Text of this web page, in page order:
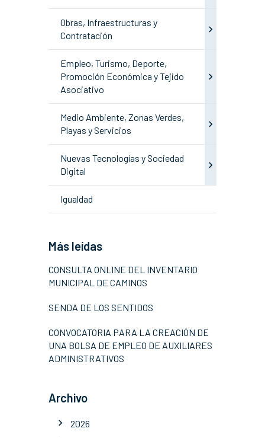
Obras, Infraestructuras y
Contratación
Empleo, Turismo, Deporte,
Promoción Económica y Tejido
Asociativo
Medio Ambiente, Zonas Verdes,
Playas y Servicios
Nuevas Tecnologías y Sociedad
Digital
Igualdad
Más leídas
CONSULTA ONLINE DEL INVENTARIO
MUNICIPAL DE CAMINOS
SENDA DE LOS SENTIDOS
CONVOCATORIA PARA LA CREACIÓN DE
UNA BOLSA DE EMPLEO DE AUXILIARES
ADMINISTRATIVOS
Archivo
2026